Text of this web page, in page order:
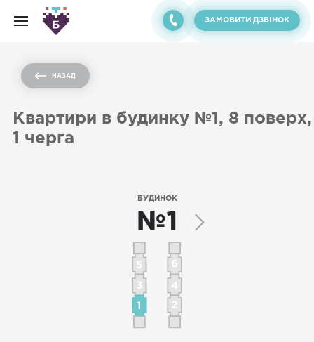
ЗАМОВИТИ ДЗВІНОК
НАЗАД
Квартири в будинку №1, 8 поверх,
1 черга
БУДИНОК
№1